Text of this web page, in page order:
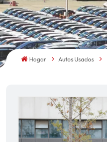
Hogar Autos Usados